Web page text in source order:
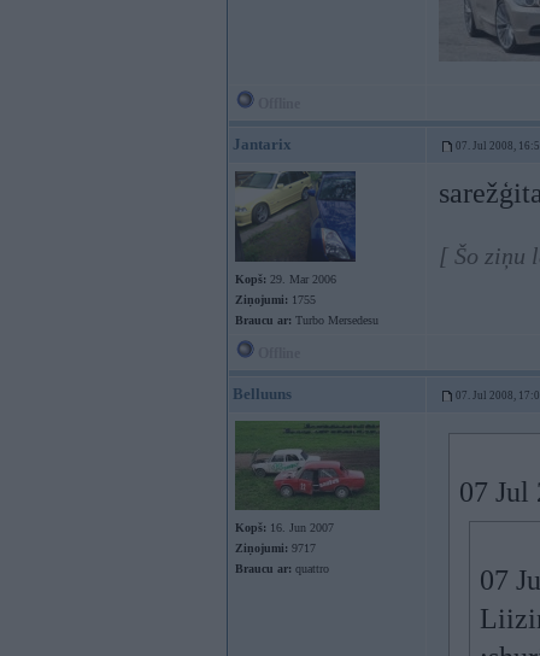
Jantarix 07. Jul 2008,
Kopš: 29. Mar 2006
Ziņojumi: 1755
Braucu ar: Turbo Mersedesu
[ Šo ziņu
Belluuns 07. Jul 2008,
Kopš: 16. Jun 2007
Ziņojumi: 9717
Braucu ar: quattro
07 Jul
07